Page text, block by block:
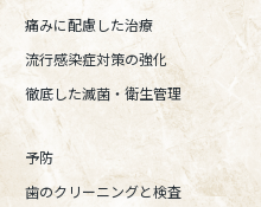
痛みに配慮した治療
流行感染症対策の強化
徹底した滅菌・衛生管理
予防
歯のクリーニングと検査